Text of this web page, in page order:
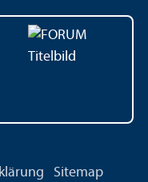
Sitemap